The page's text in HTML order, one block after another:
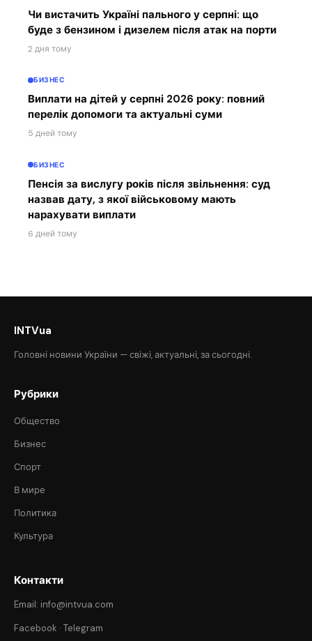
Чи вистачить Україні пального у серпні: що
буде з бензином і дизелем після атак на порти
2 дня тому
БИЗНЕС
Виплати на дітей у серпні 2026 року: повний
перелік допомоги та актуальні суми
5 дней тому
БИЗНЕС
Пенсія за вислугу років після звільнення: суд
назвав дату, з якої військовому мають
нарахувати виплати
6 дней тому
INTVua
Головні новини України — свіжі, актуальні, за сьогодні.
Рубрики
Общество
Бизнес
Спорт
В мире
Политика
Культура
Контакти
Email: info@intvua.com
Facebook · Telegram